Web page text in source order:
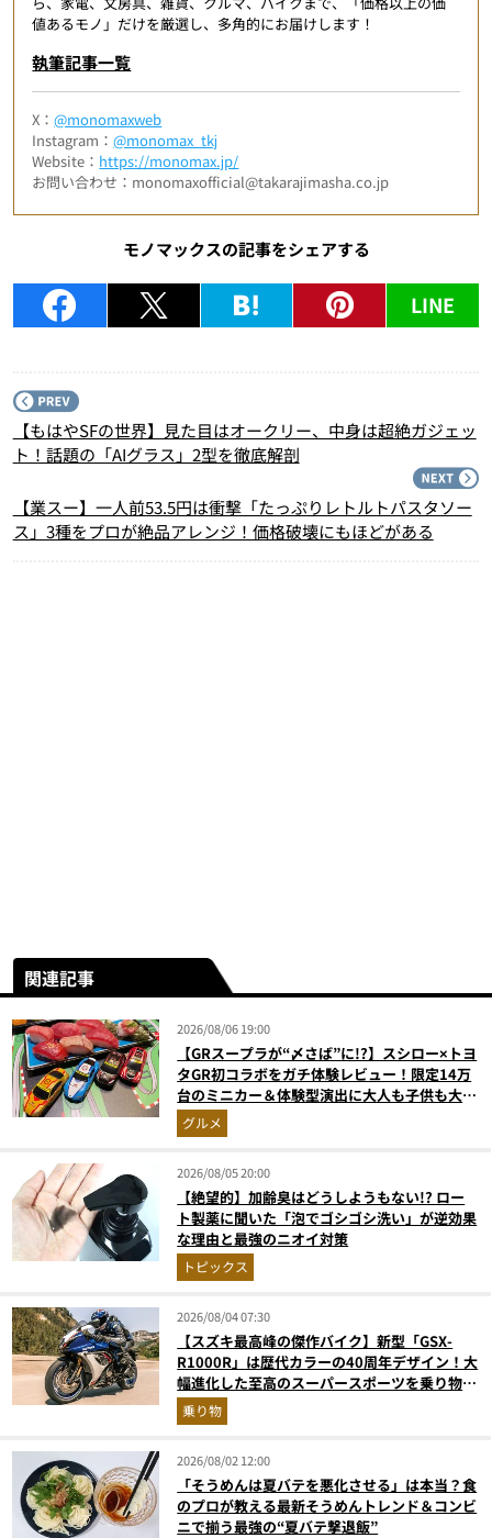
値あるモノ」だけを厳選し、多角的にお届けします！
執筆記事一覧
X：@monomaxweb
Instagram：@monomax_tkj
Website： https://monomax.jp/
お問い合わせ：monomaxofficial@takarajimasha.co.jp
モノマックスの記事をシェアする
LINE
【もはやSFの世界】見た目はオークリー、中身は超絶ガジェッ
ト！話題の「AIグラス」2型を徹底解剖
【業スー】一人前53.5円は衝撃「たっぷりレトルトパスタソー
ス」3種をプロが絶品アレンジ！価格破壊にもほどがある
関連記事
2026/08/06 19:00
【GRスープラが“〆さば”に!?】スシロー×トヨ
タGR初コラボをガチ体験レビュー！限定14万
台のミニカー＆体験型演出に大人も子供も大興
奮間違いなし
グルメ
2026/08/05 20:00
【絶望的】加齢臭はどうしようもない!? ロー
ト製薬に聞いた「泡でゴシゴシ洗い」が逆効果
な理由と最強のニオイ対策
トピックス
2026/08/04 07:30
【スズキ最高峰の傑作バイク】新型「GSX-
R1000R」は歴代カラーの40周年デザイン！大
幅進化した至高のスーパースポーツを乗り物ラ
イターが解説
乗り物
2026/08/02 12:00
「そうめんは夏バテを悪化させる」は本当？食
のプロが教える最新そうめんトレンド＆コンビ
ニで揃う最強の“夏バテ撃退飯”